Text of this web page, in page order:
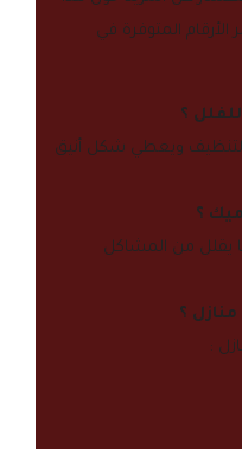
الأرقام المتوفرة في
؟
ويعطي شكل أنيق
؟
يقلل من المشاكل
؟
: